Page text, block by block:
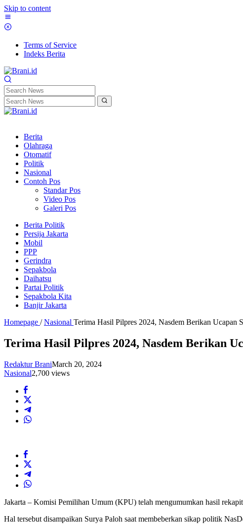
Skip to content
Terms of Service
Indeks Berita
Berita
Olahraga
Otomatif
Politik
Nasional
Contoh Pos
Standar Pos
Video Pos
Galeri Pos
Berita Politik
Persija Jakarta
Mobil
PPP
Gerindra
Sepakbola
Daihatsu
Partai Politik
Sepakbola Kita
Banjir Jakarta
Homepage / Nasional Terima Hasil Pilpres 2024, Nasdem Berikan Ucapan
Terima Hasil Pilpres 2024, Nasdem Berikan
Redaktur BraniMarch 20, 2024
Nasional2,700 views
Jakarta – Komisi Pemilihan Umum (KPU) telah mengumumkan hasil
Hal tersebut disampaikan Surya Paloh saat membeberkan sikap politik